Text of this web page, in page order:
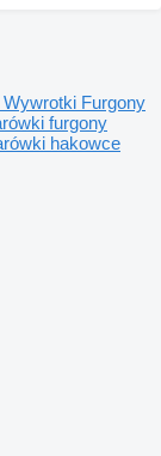
Wywrotki Furgony
furgony
hakowce